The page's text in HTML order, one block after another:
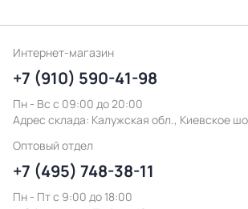
Интернет-магазин
+7 (910) 590-41-98
Пн - Вс с 09:00 до 20:00
Адрес склада: Калужская обл., Киевское
Оптовый отдел
+7 (495) 748-38-11
Пн - Пт c 9:00 до 18:00